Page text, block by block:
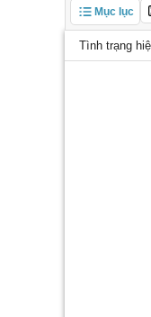
Mục lục
Tình trạng